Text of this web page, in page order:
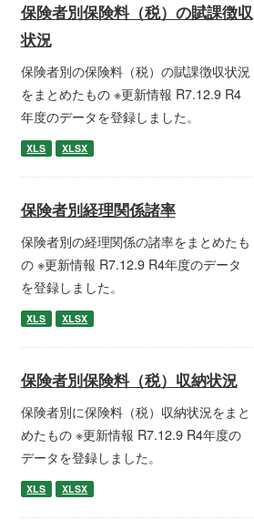
保険者別保険料（税）の賦課徴収
状況
保険者別の保険料（税）の賦課徴収状況
をまとめたもの ※更新情報 R7.12.9 R4
年度のデータを登録しました。
XLS XLSX
保険者別経理関係諸率
保険者別の経理関係の諸率をまとめたも
の ※更新情報 R7.12.9 R4年度のデータ
を登録しました。
XLS XLSX
保険者別保険料（税）収納状況
保険者別に保険料（税）収納状況をまと
めたもの ※更新情報 R7.12.9 R4年度の
データを登録しました。
XLS XLSX